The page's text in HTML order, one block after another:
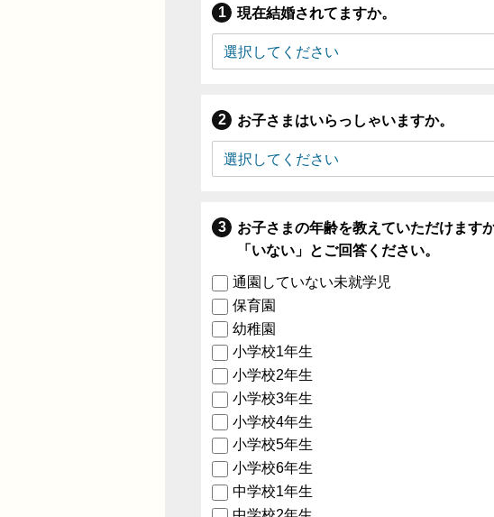
現在結婚されてますか。
お子さまはいらっしゃいますか。
お子さまの年齢を教えていただけます
「いない」とご回答ください。
通園していない未就学児
保育園
幼稚園
小学校1年生
小学校2年生
小学校3年生
小学校4年生
小学校5年生
小学校6年生
中学校1年生